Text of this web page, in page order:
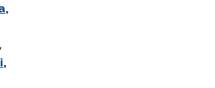
,
,
,